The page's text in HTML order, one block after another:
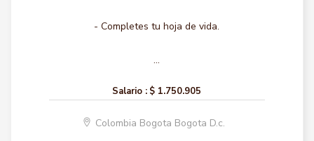
- Completes tu hoja de vida.
...
Salario : $ 1.750.905
Colombia Bogota Bogota D.c.